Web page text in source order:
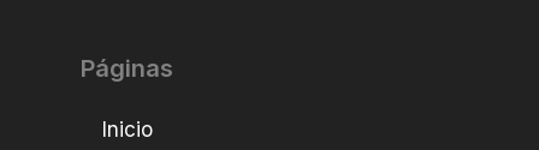
Páginas
Inicio